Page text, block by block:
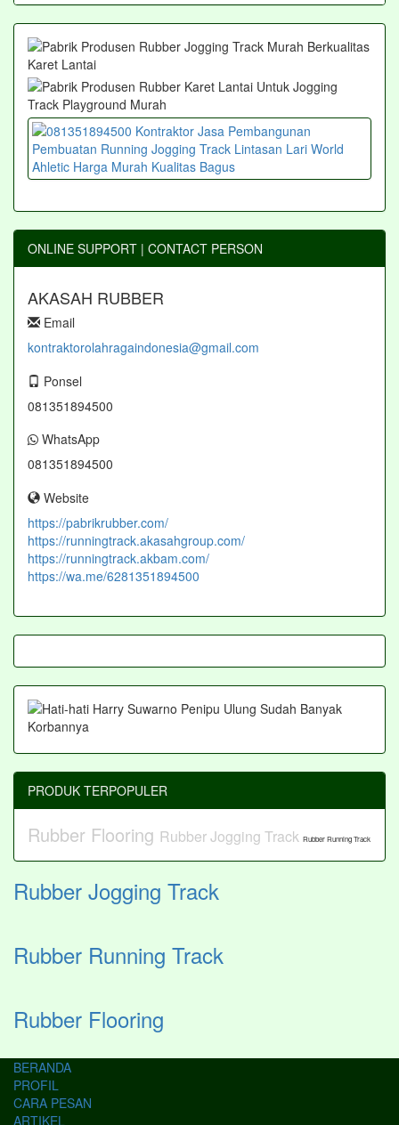
ONLINE SUPPORT | CONTACT PERSON
AKASAH RUBBER
Email
kontraktorolahragaindonesia@gmail.com
Ponsel
081351894500
WhatsApp
081351894500
Website
https://pabrikrubber.com/
https://runningtrack.akasahgroup.com/
https://runningtrack.akbam.com/
https://wa.me/6281351894500
PRODUK TERPOPULER
Rubber Flooring Rubber Jogging Track Rubber Running Track
Rubber Jogging Track
Rubber Running Track
Rubber Flooring
BERANDA
PROFIL
CARA PESAN
ARTIKEL